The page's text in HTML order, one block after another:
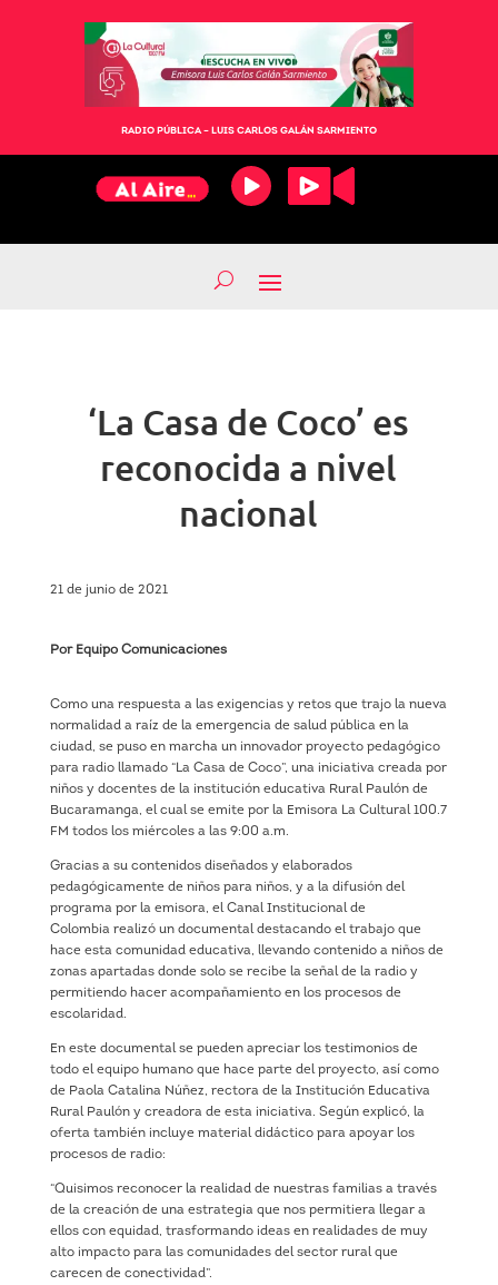
RADIO PÚBLICA – LUIS CARLOS GALÁN SARMIENTO
‘La Casa de Coco’ es
reconocida a nivel
nacional
21 de junio de 2021
Por Equipo Comunicaciones
Como una respuesta a las exigencias y retos que trajo la nueva
normalidad a raíz de la emergencia de salud pública en la
ciudad, se puso en marcha un innovador proyecto pedagógico
para radio llamado “La Casa de Coco”, una iniciativa creada por
niños y docentes de la institución educativa Rural Paulón de
Bucaramanga, el cual se emite por la Emisora La Cultural 100.7
FM todos los miércoles a las 9:00 a.m.
Gracias a su contenidos diseñados y elaborados
pedagógicamente de niños para niños, y a la difusión del
programa por la emisora, el Canal Institucional de
Colombia realizó un documental destacando el trabajo que
hace esta comunidad educativa, llevando contenido a niños de
zonas apartadas donde solo se recibe la señal de la radio y
permitiendo hacer acompañamiento en los procesos de
escolaridad.
En este documental se pueden apreciar los testimonios de
todo el equipo humano que hace parte del proyecto, así como
de Paola Catalina Núñez, rectora de la Institución Educativa
Rural Paulón y creadora de esta iniciativa. Según explicó, la
oferta también incluye material didáctico para apoyar los
procesos de radio:
“Quisimos reconocer la realidad de nuestras familias a través
de la creación de una estrategia que nos permitiera llegar a
ellos con equidad, trasformando ideas en realidades de muy
alto impacto para las comunidades del sector rural que
carecen de conectividad”.